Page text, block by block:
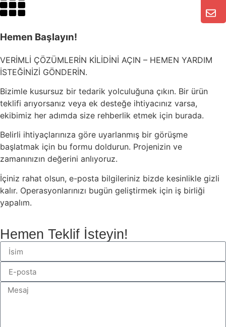
Hemen Başlayın!
VERİMLİ ÇÖZÜMLERİN KİLİDİNİ AÇIN – HEMEN YARDIM
İSTEĞİNİZİ GÖNDERİN.
Bizimle kusursuz bir tedarik yolculuğuna çıkın. Bir ürün
teklifi arıyorsanız veya ek desteğe ihtiyacınız varsa,
ekibimiz her adımda size rehberlik etmek için burada.
Belirli ihtiyaçlarınıza göre uyarlanmış bir görüşme
başlatmak için bu formu doldurun. Projenizin ve
zamanınızın değerini anlıyoruz.
İçiniz rahat olsun, e-posta bilgileriniz bizde kesinlikle gizli
kalır. Operasyonlarınızı bugün geliştirmek için iş birliği
yapalım.
Hemen Teklif İsteyin!